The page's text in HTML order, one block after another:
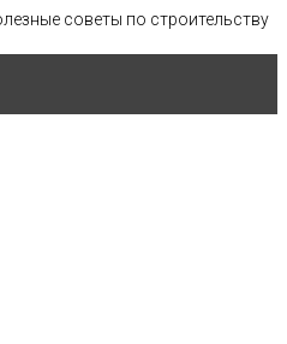
советы по строительству